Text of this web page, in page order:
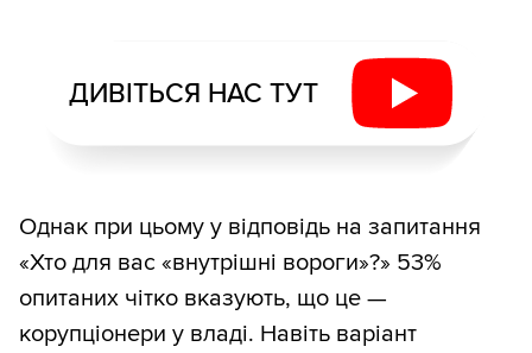
ДИВІТЬСЯ НАС ТУТ
Однак при цьому у відповідь на запитання
«Хто для вас «внутрішні вороги»?» 53%
опитаних чітко вказують, що це —
корупціонери у владі. Навіть варіант